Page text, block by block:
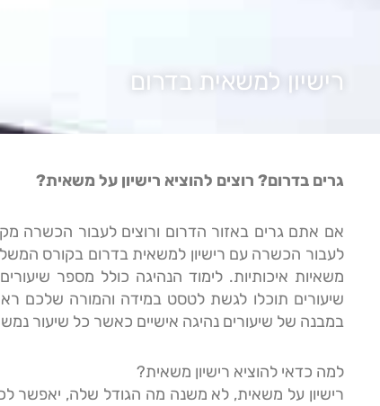
רישיון למשאית בדרום
גרים בדרום? רוצים להוציא רישיון על משאית?
אם אתם גרים באזור הדרום ורוצים לעבור הכשרה
לעבור הכשרה עם רישיון למשאית בדרום בקורס המשלב
שיעורים תוכלו לגשת לטסט במידה והמורה שלכם
במבנה של שיעורים נהיגה אישיים כאשר כל שיעור נמשך לזמן של
למה כדאי להוציא רישיון משאית?
רישיון על משאית, לא משנה מה הגודל שלה, יאפשר